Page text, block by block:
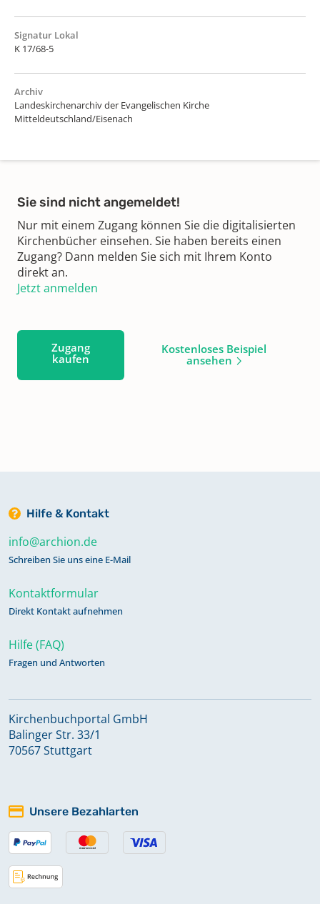
Signatur Lokal
K 17/68-5
Archiv
Landeskirchenarchiv der Evangelischen Kirche
Mitteldeutschland/Eisenach
Sie sind nicht angemeldet!
Nur mit einem Zugang können Sie die digitalisierten
Kirchenbücher einsehen. Sie haben bereits einen
Zugang? Dann melden Sie sich mit Ihrem Konto
direkt an.
Jetzt anmelden
Zugang
kaufen
Kostenloses Beispiel
ansehen
Hilfe & Kontakt
info@archion.de
Schreiben Sie uns eine E-Mail
Kontaktformular
Direkt Kontakt aufnehmen
Hilfe (FAQ)
Fragen und Antworten
Kirchenbuchportal GmbH
Balinger Str. 33/1
70567 Stuttgart
Unsere Bezahlarten